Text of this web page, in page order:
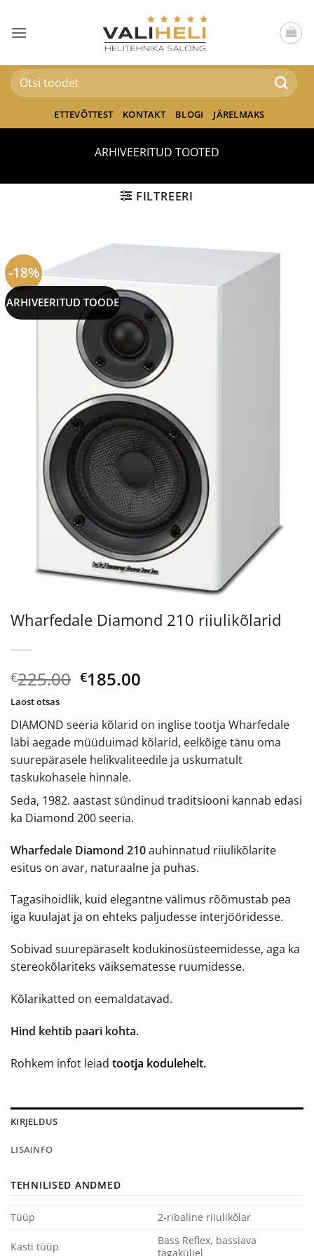
content
Otsi:
ETTEVÕTTEST KONTAKT BLOGI JÄRELMAKS
ARHIVEERITUD TOOTED
FILTREERI
-18%
ARHIVEERITUD TOODE
Wharfedale Diamond 210 riiulikõlarid
€225.00 Algne
€225.00.
€185.00
€185.00.
DIAMOND seeria kõlarid on inglise tootja Wharfedale
läbi aegade müüduimad kõlarid, eelkõige tänu oma
suurepärasele helikvaliteedile ja uskumatult
taskukohasele hinnale.
Seda, 1982. aastast sündinud traditsiooni kannab edasi
ka Diamond 200 seeria.
Wharfedale Diamond 210auhinnatud riiulikõlarite
esitus on avar, naturaalne ja puhas.
Tagasihoidlik, kuid elegantne välimus rõõmustab pea
iga kuulajat ja on ehteks paljudesse interjööridesse.
Sobivad suurepäraselt kodukinosüsteemidesse, aga ka
stereokõlariteks väiksematesse ruumidesse.
Kõlarikatted on eemaldatavad.
Hind kehtib paari kohta.
Rohkem infot leiad tootja kodulehelt.
Laost otsas
KIRJELDUS
LISAINFO
TEHNILISED ANDMED
Tüüp 2-ribaline riiulikõlar
Kasti tüüp
Bass Reflex, bassiava
tagaküljel